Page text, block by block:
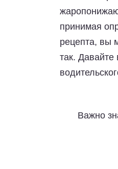
принимая
рецепта, вы
так. Давайте
Важно